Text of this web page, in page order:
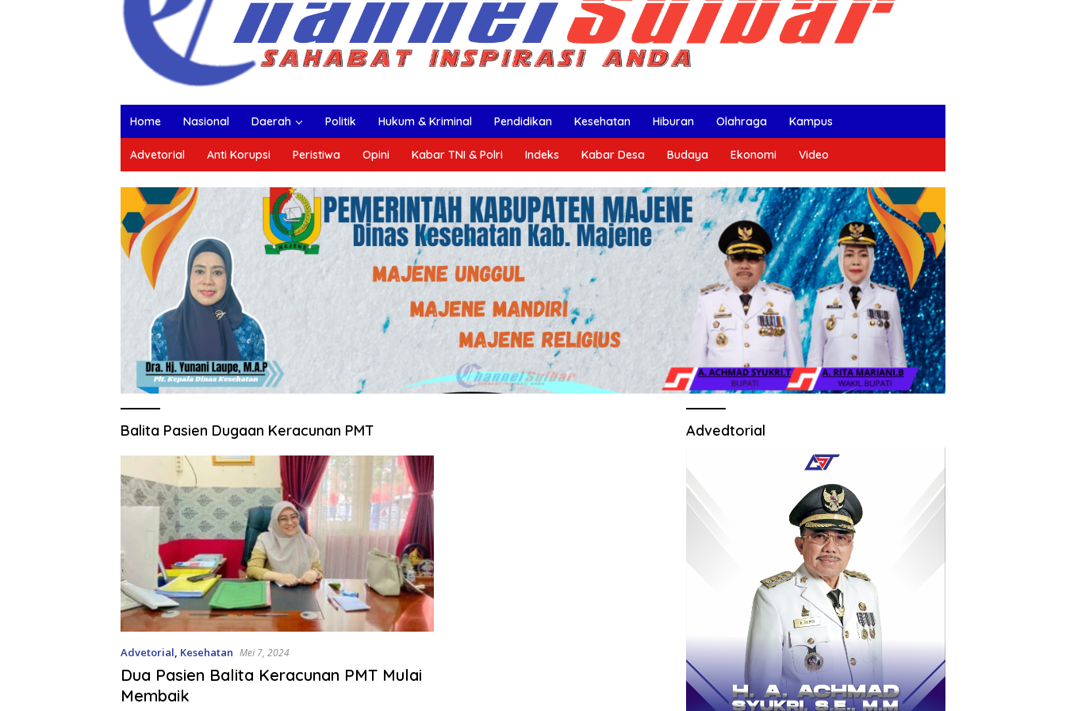
Home Nasional Daerah Politik Hukum & Kriminal Pendidikan Kesehatan Hiburan Olahraga Kampus
Advetorial Anti Korupsi Peristiwa Opini Kabar TNI & Polri Indeks Kabar Desa Budaya Ekonomi Video
Balita Pasien Dugaan Keracunan PMT
Advetorial, Kesehatan Mei 7, 2024
Dua Pasien Balita Keracunan PMT Mulai
Membaik
Advedtorial